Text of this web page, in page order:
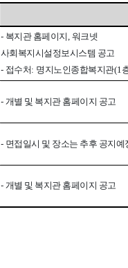
- 복지관 홈페이지 워크넷
사회복지시설정보시스템 공고
- 접수처: 명지노인종합복지관(1
- 개별 및 복지관 홈페이지 공고
- 면접일시 및 장소는 추후 공지예
- 개별 및 복지관 홈페이지 공고